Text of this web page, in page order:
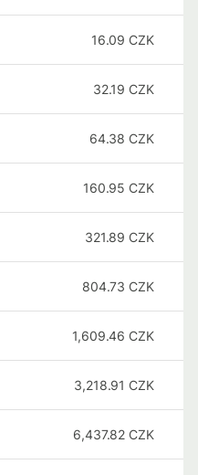
16.09 CZK
32.19 CZK
64.38 CZK
160.95 CZK
321.89 CZK
804.73 CZK
1,609.46 CZK
3,218.91 CZK
6,437.82 CZK